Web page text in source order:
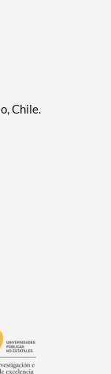
Chile.